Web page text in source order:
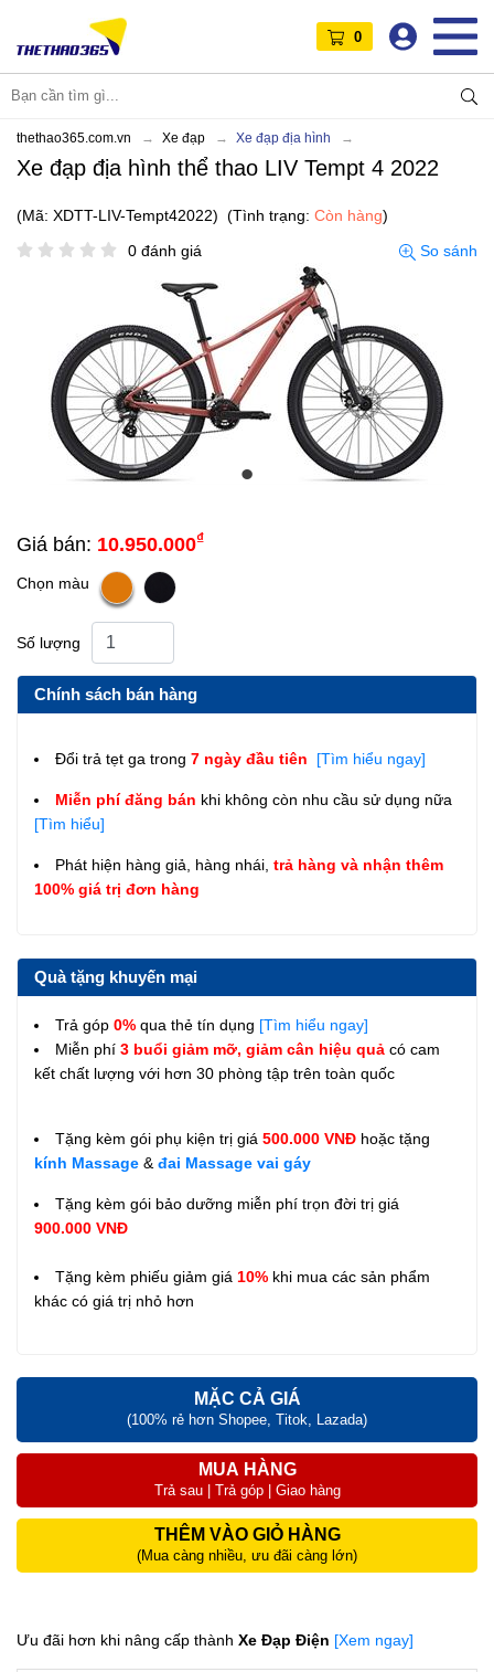
0
thethao365.com.vn Xe đạp Xe đạp địa hình
Xe đạp địa hình thể thao LIV Tempt 4 2022
(Mã: XDTT-LIV-Tempt42022) (Tình trạng: Còn hàng)
0 đánh giá
So sánh
Giá bán: 10.950.000₫
Chọn màu
Số lượng
Chính sách bán hàng
Đổi trả tẹt ga trong 7 ngày đầu tiên [Tìm hiểu ngay]
Miễn phí đăng bán khi không còn nhu cầu sử dụng nữa
[Tìm hiểu]
Phát hiện hàng giả, hàng nhái, trả hàng và nhận thêm
100% giá trị đơn hàng
Quà tặng khuyến mại
Trả góp 0% qua thẻ tín dụng [Tìm hiểu ngay]
Miễn phí 3 buổi giảm mỡ, giảm cân hiệu quả có cam
kết chất lượng với hơn 30 phòng tập trên toàn quốc
Tặng kèm gói phụ kiện trị giá 500.000 VNĐ hoặc tặng
kính Massage & đai Massage vai gáy
Tặng kèm gói bảo dưỡng miễn phí trọn đời trị giá
900.000 VNĐ
Tặng kèm phiếu giảm giá 10% khi mua các sản phẩm
khác có giá trị nhỏ hơn
MẶC CẢ GIÁ
(100% rẻ hơn Shopee, Titok, Lazada)
MUA HÀNG
Trả sau | Trả góp | Giao hàng
THÊM VÀO GIỎ HÀNG
(Mua càng nhiều, ưu đãi càng lớn)
Ưu đãi hơn khi nâng cấp thành Xe Đạp Điện [Xem ngay]